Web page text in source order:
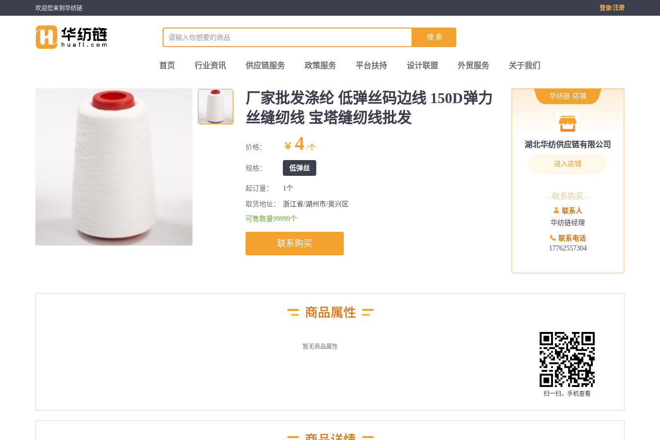
欢迎您来到华纺链 登录/注册
搜 索
首页 行业资讯 供应链服务 政策服务 平台扶持 设计联盟 外贸服务 关于我们
厂家批发涤纶 低弹丝码边线 150D弹力
丝缝纫线 宝塔缝纫线批发
价格： ￥ 4 /个
规格： 低弹丝
起订量： 1个
取货地址：
浙江省/湖州市/吴兴区
可售数量99999个
联系购买
华纺链·店铺
湖北华纺供应链有限公司
进入店铺
- 联系购买 -
联系人
华纺链经理
联系电话
17762557304
暂无商品属性
扫一扫，手机查看